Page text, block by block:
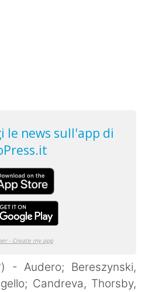
) - Audero; Bereszynski,
Candreva, Thorsby,